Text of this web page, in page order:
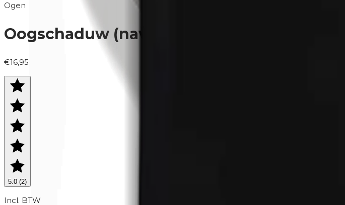
Ogen
Oogschaduw (navulling) | 0490 Indigo (mat)
€16,95
5.0 (2)
Incl. BTW